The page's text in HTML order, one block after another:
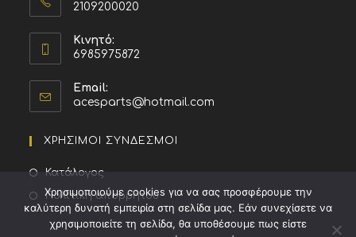
2109200020
Κινητό:
6985975872
Email:
acesparts@hotmail.com
ΧΡΗΣΙΜΟΙ ΣΥΝΔΕΣΜΟΙ
Κατάλογος
Πολιτική απορρήτου
Χρησιμοποιούμε cookies για να σας προσφέρουμε την
καλύτερη δυνατή εμπειρία στη σελίδα μας. Εάν συνεχίσετε να
χρησιμοποιείτε τη σελίδα, θα υποθέσουμε πως είστε